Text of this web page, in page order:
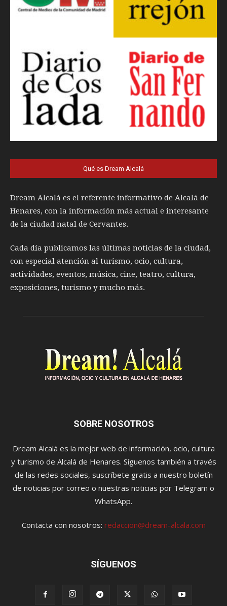
Qué es Dream Alcalá
Dream Alcalá es el referente informativo de Alcalá de
Henares, con la información más actual e interesante
de la ciudad natal de Cervantes.
Cada día publicamos las últimas noticias de la ciudad,
con especial atención al turismo, ocio, cultura,
actividades, eventos, música, cine, teatro, cultura,
exposiciones, turismo y mucho más.
SOBRE NOSOTROS
Dream Alcalá es la mejor web de información, ocio, cultura
y turismo de Alcalá de Henares. Síguenos también a través
de las redes sociales, suscríbete gratis a nuestro boletín
de noticias por correo o nuestras noticias por Telegram o
WhatsApp.
Contacta con nosotros: redaccion@dream-alcala.com
SÍGUENOS